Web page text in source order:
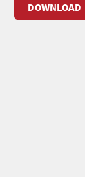
DOWNLOAD